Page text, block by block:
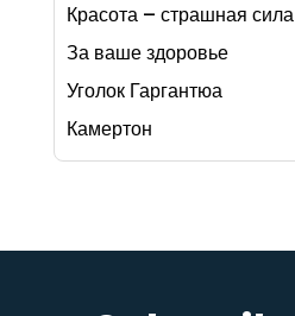
Красота – страшная сила
За ваше здоровье
Уголок Гаргантюа
Камертон